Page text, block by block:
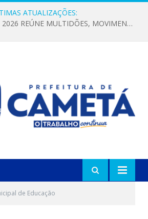
ATUALIZAÇÕES:
FESTIVAL DE VERÃO 2026 REÚNE MULTIDÕES, MOVIMENTA A ECONOMIA E FORTALECE A CULTURA LOCAL
de Educação